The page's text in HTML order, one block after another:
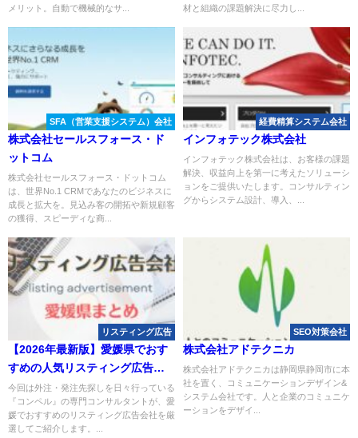
メリット。自動で機械的なサ...
材と組織の課題解決に尽力し...
SFA（営業支援システム）会社
株式会社セールスフォース・ド
ットコム
株式会社セールスフォース・ドットコム
は、世界No.1 CRMであなたのビジネスに
成長と拡大を。見込み客の開拓や新規顧客
の獲得、スピーディな商...
経費精算システム会社
インフォテック株式会社
インフォテック株式会社は、お客様の課題
解決、収益向上を第一に考えたソリューシ
ョンをご提供いたします。コンサルティン
グからシステム設計、導入、...
リスティング広告
【2026年最新版】愛媛県でおす
すめの人気リスティング広告会
社2選
今回は外注・発注先探しを日々行っている
『コンペル』の専門コンサルタントが、愛
媛でおすすめのリスティング広告会社を厳
選してご紹介します。...
SEO対策会社
株式会社アドテクニカ
株式会社アドテクニカは静岡県静岡市に本
社を置く、コミュニケーションデザイン&
システム会社です。人と企業のコミュニケ
ーションをデザイ...